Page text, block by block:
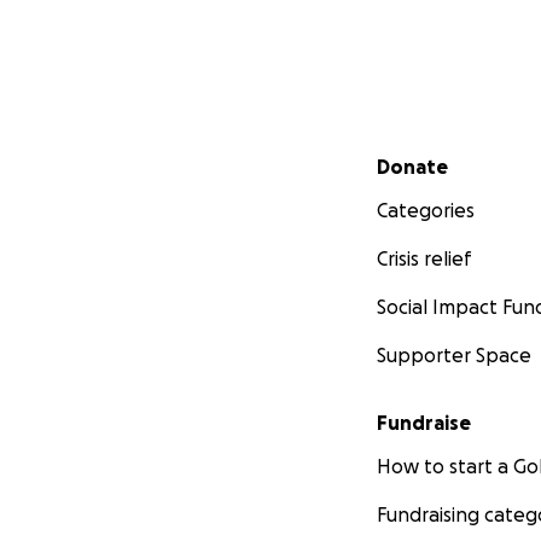
Secondary menu
Donate
Categories
Crisis relief
Social Impact
Supporter Space
Fundraise
How to start a
Fundraising